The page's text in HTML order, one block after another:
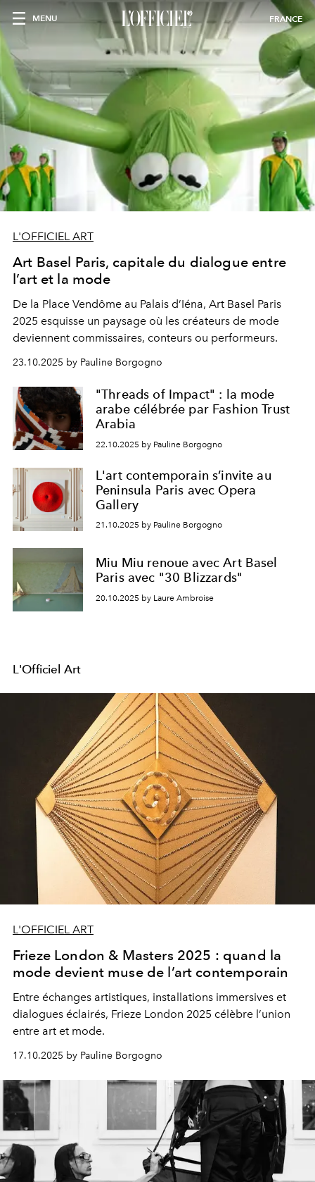
MENU FRANCE
L'OFFICIEL ART
Art Basel Paris, capitale du dialogue entre
l’art et la mode
De la Place Vendôme au Palais d’Iéna, Art Basel Paris
2025 esquisse un paysage où les créateurs de mode
deviennent commissaires, conteurs ou performeurs.
23.10.2025 by Pauline Borgogno
"Threads of Impact" : la mode
arabe célébrée par Fashion Trust
Arabia
22.10.2025 by Pauline Borgogno
L'art contemporain s’invite au
Peninsula Paris avec Opera
Gallery
21.10.2025 by Pauline Borgogno
Miu Miu renoue avec Art Basel
Paris avec "30 Blizzards"
20.10.2025 by Laure Ambroise
L'Officiel Art
L'OFFICIEL ART
Frieze London & Masters 2025 : quand la
mode devient muse de l’art contemporain
Entre échanges artistiques, installations immersives et
dialogues éclairés, Frieze London 2025 célèbre l’union
entre art et mode.
17.10.2025 by Pauline Borgogno